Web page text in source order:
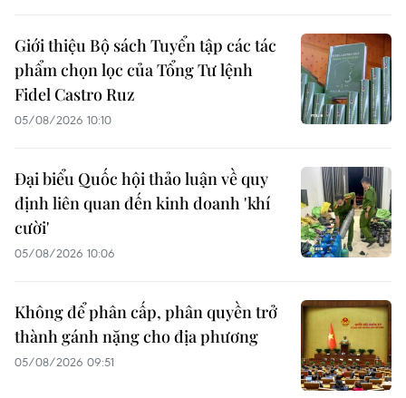
Giới thiệu Bộ sách Tuyển tập các tác
phẩm chọn lọc của Tổng Tư lệnh
Fidel Castro Ruz
05/08/2026 10:10
Đại biểu Quốc hội thảo luận về quy
định liên quan đến kinh doanh 'khí
cười'
05/08/2026 10:06
Không để phân cấp, phân quyền trở
thành gánh nặng cho địa phương
05/08/2026 09:51